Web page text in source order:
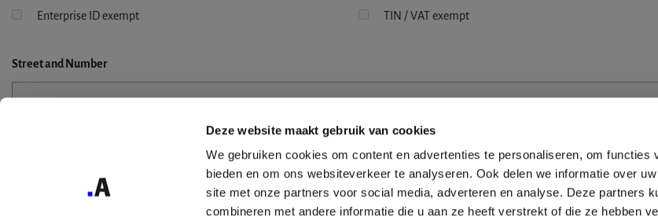
Deze website maakt gebruik van cookies
We gebruiken cookies om content en advertenties te personaliseren, om functies
bieden en om ons websiteverkeer te analyseren. Ook delen we informatie over
site met onze partners voor social media, adverteren en analyse. Deze partners
combineren met andere informatie die u aan ze heeft verstrekt of die ze hebben
Enterprise ID exempt TIN / VAT exempt
Streetand Number